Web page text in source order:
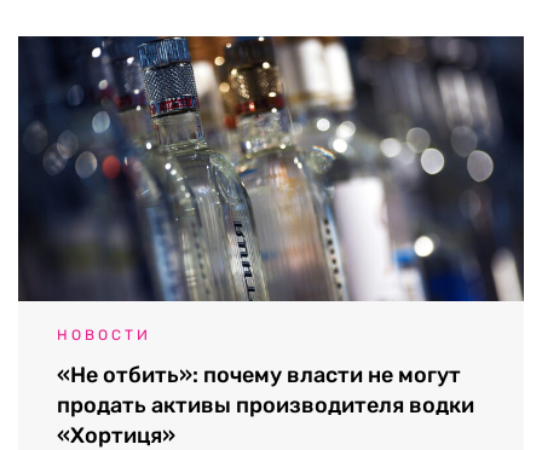
НОВОСТИ
«Не отбить»: почему власти не могут
продать активы производителя водки
«Хортиця»